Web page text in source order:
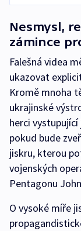
Nesmysl,
zámince
Falešná videa
ukazovat
Kromě mnoha
ukrajinské
herci
pokud bude
jiskru, kterou
vojenských
Pentagonu
O vysoké míře